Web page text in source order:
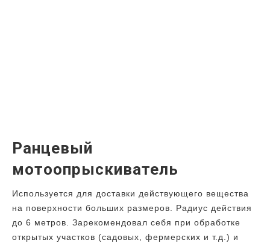
Ранцевый
мотоопрыскиватель
Используется для доставки действующего вещества
на поверхности больших размеров. Радиус действия
до 6 метров. Зарекомендовал себя при обработке
открытых участков (садовых, фермерских и т.д.) и